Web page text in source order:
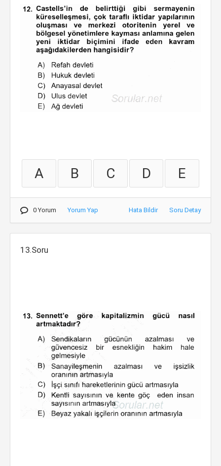
A B C D E
0 Yorum Yorum Yap Hata Bildir Soru Detay
13.Soru